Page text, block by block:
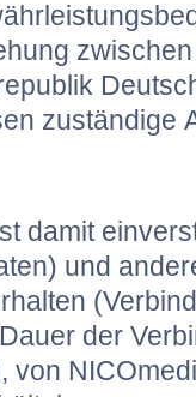
zuständige
damit
und
der
von